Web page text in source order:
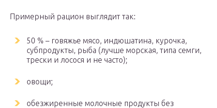
Примерный рацион выглядит так:
50 % – говяжье мясо, индюшатина, курочка,
субпродукты, рыба (лучше морская, типа семги,
трески и лосося и не часто);
овощи;
обезжиренные молочные продукты без